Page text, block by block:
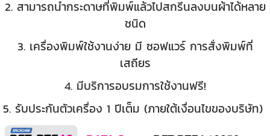
2. สามารถนำกระดาษที่พิมพ์แล้วไปสกรีนลงบนผ้าได้หลาย
ชนิด
3. เครื่องพิมพ์ใช้งานง่าย มี ซอฟแวร์ การสั่งพิมพ์ที่
เสถียร
4. มีบริการอบรมการใช้งานฟรี!
5. รับประกันตัวเครื่อง 1 ปีเต็ม (ภายใต้เงื่อนไขของบริษัท)